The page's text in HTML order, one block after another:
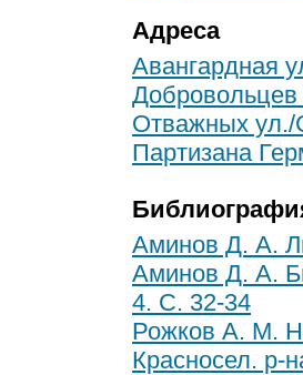
Адреса
Авангардная
Добровольцев
Отважных ул./
Партизана
Аминов Д. А.
Аминов Д. А.
4. С. 32-34
Рожков А. М.
Красносел. р-